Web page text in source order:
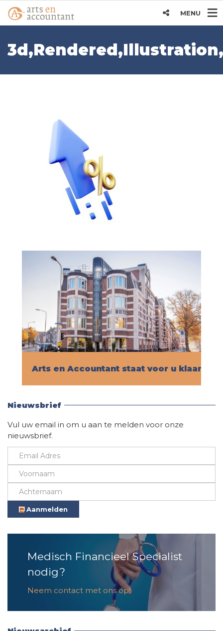
MENU
Arts en Accountant staat voor u klaar!
Nieuwsbrief
Vul uw email in om u aan te melden voor onze
nieuwsbrief.
Aanmelden
Medisch Financieel Specialist
nodig?
Neem contact met ons op!